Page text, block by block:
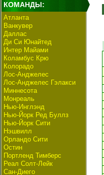
КОМАНДЫ:
Атланта
Ванкувер
Даллас
Ди Си Юнайтед
Интер Майами
Коламбус Крю
Колорадо
Лос-Анджелес
Лос-Анджелес Гэлакси
Миннесота
Монреаль
Нью-Инглэнд
Нью-Йорк Ред Буллз
Нью-Йорк Сити
Нэшвилл
Орландо Сити
Остин
Портленд Тимберс
Реал Солт-Лейк
Сан-Диего